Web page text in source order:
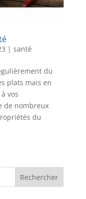
| santé
du
plats mais en
vos
de nombreux
du
Rechercher